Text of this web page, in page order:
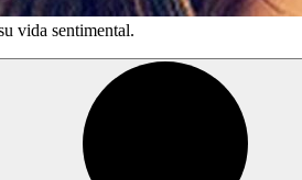
vida sentimental.